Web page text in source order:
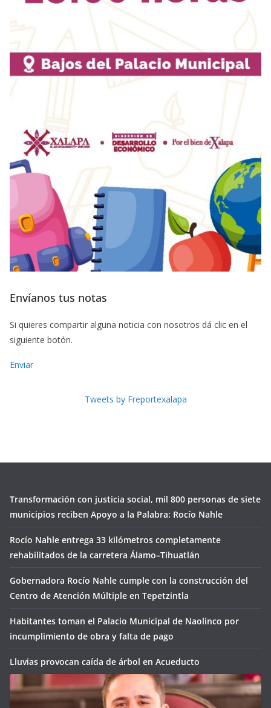
Envíanos tus notas
Si quieres compartir alguna noticia con nosotros dá clic en el
siguiente botón.
Enviar
Tweets by Freportexalapa
Transformación con justicia social, mil 800 personas de siete
municipios reciben Apoyo a la Palabra: Rocío Nahle
Rocío Nahle entrega 33 kilómetros completamente
rehabilitados de la carretera Álamo–Tihuatlán
Gobernadora Rocío Nahle cumple con la construcción del
Centro de Atención Múltiple en Tepetzintla
Habitantes toman el Palacio Municipal de Naolinco por
incumplimiento de obra y falta de pago
Lluvias provocan caída de árbol en Acueducto